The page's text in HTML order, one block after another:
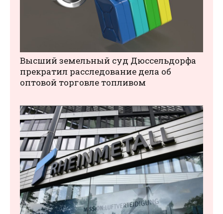
Высший земельный суд Дюссельдорфа
прекратил расследование дела об
оптовой торговле топливом